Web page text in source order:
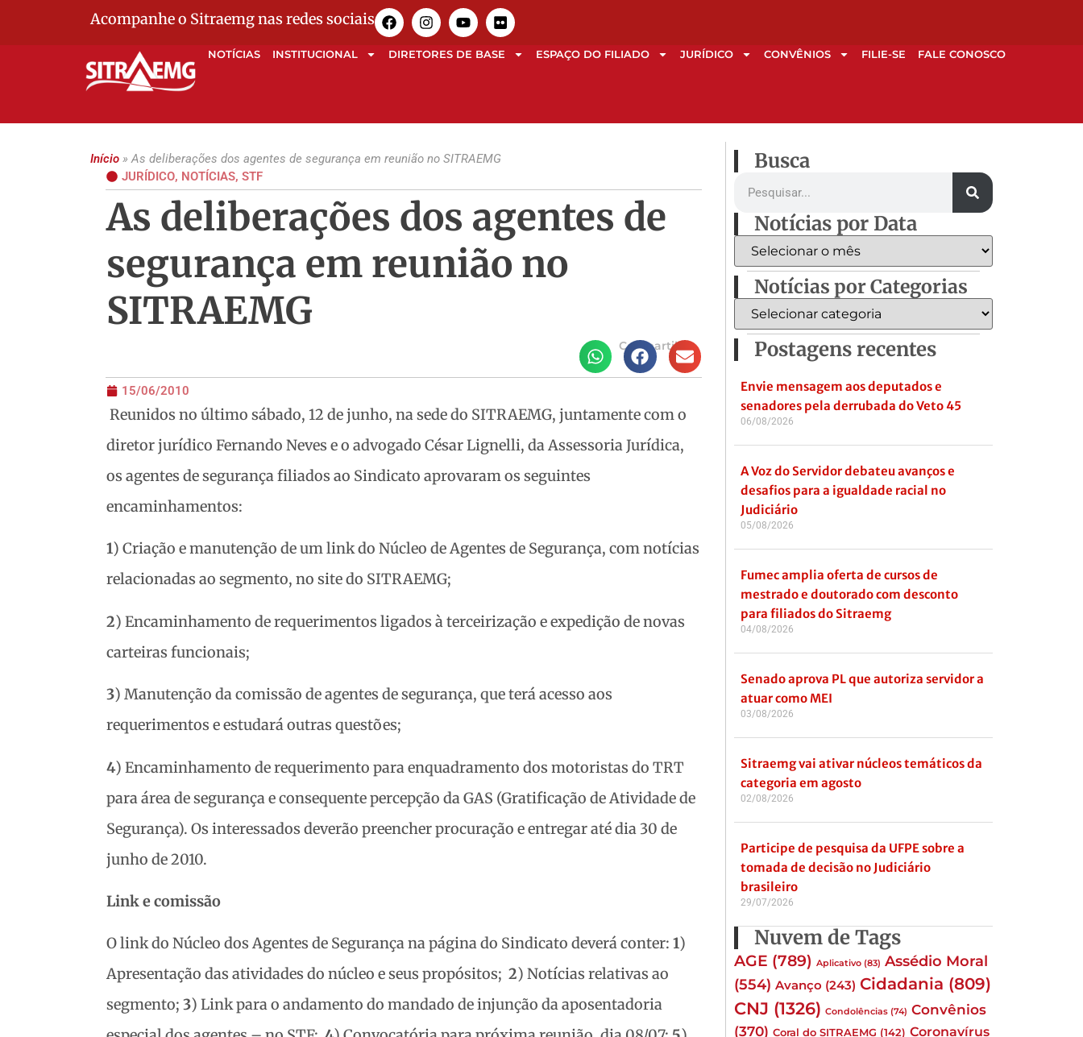
Acompanhe o Sitraemg nas redes sociais
NOTÍCIAS INSTITUCIONAL DIRETORES DE BASE ESPAÇO DO FILIADO JURÍDICO CONVÊNIOS FILIE-SE FALE CONOSCO
Início »As deliberações dos agentes de segurança em reunião no SITRAEMG
JURÍDICO, NOTÍCIAS, STF
As deliberações dos agentes de
segurança em reunião no
SITRAEMG
Compartilhe
15/06/2010
Reunidos no último sábado, 12 de junho, na sede do SITRAEMG, juntamente com o
diretor jurídico Fernando Neves e o advogado César Lignelli, da Assessoria Jurídica,
os agentes de segurança filiados ao Sindicato aprovaram os seguintes
encaminhamentos:
1) Criação e manutenção de um link do Núcleo de Agentes de Segurança, com notícias
relacionadas ao segmento, no site do SITRAEMG;
2) Encaminhamento de requerimentos ligados à terceirização e expedição de novas
carteiras funcionais;
3) Manutenção da comissão de agentes de segurança, que terá acesso aos
requerimentos e estudará outras questões;
4) Encaminhamento de requerimento para enquadramento dos motoristas do TRT
para área de segurança e consequente percepção da GAS (Gratificação de Atividade de
Segurança). Os interessados deverão preencher procuração e entregar até dia 30 de
junho de 2010.
Link e comissão
O link do Núcleo dos Agentes de Segurança na página do Sindicato deverá conter: 1)
Apresentação das atividades do núcleo e seus propósitos; 2) Notícias relativas ao
segmento; 3) Link para o andamento do mandado de injunção da aposentadoria
Busca
Notícias por Data
Notícias por Categorias
Postagens recentes
Envie mensagem aos deputados e
senadores pela derrubada do Veto 45
06/08/2026
A Voz do Servidor debateu avanços e
desafios para a igualdade racial no
Judiciário
05/08/2026
Fumec amplia oferta de cursos de
mestrado e doutorado com desconto
para filiados do Sitraemg
04/08/2026
Senado aprova PL que autoriza servidor a
atuar como MEI
03/08/2026
Sitraemg vai ativar núcleos temáticos da
categoria em agosto
02/08/2026
Participe de pesquisa da UFPE sobre a
tomada de decisão no Judiciário
brasileiro
29/07/2026
Nuvem de Tags
AGE (789) Aplicativo (83) Assédio Moral
(554) Avanço (243) Cidadania (809)
CNJ (1326) Condolências (74) Convênios
(370) Coral do SITRAEMG (142) Coronavírus